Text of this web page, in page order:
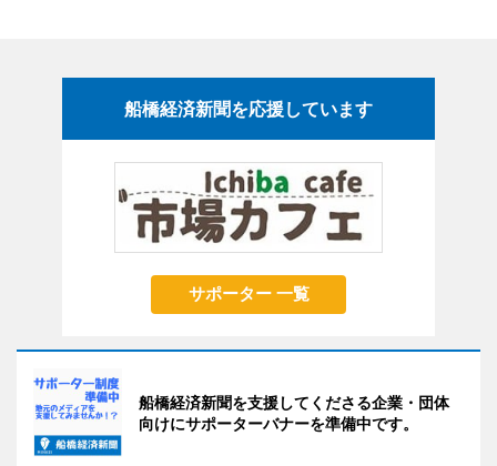
船橋経済新聞を応援しています
サポーター 一覧
船橋経済新聞を支援してくださる企業・団体
向けにサポーターバナーを準備中です。